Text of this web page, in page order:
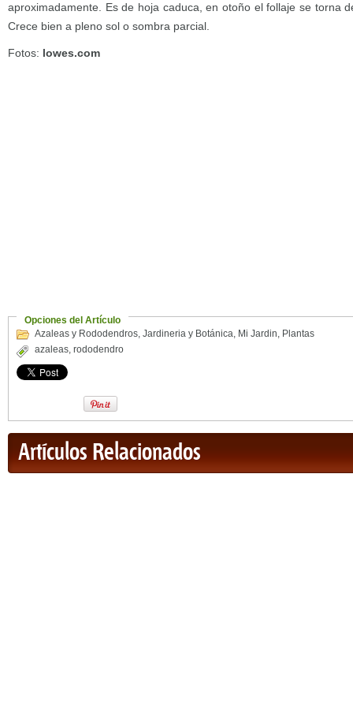
aproximadamente. Es de hoja caduca, en otoño el follaje se torna
Crece bien a pleno sol o sombra parcial.
Fotos: lowes.com
Opciones del Artículo
Azaleas y Rododendros, Jardineria y Botánica, Mi Jardin, Plantas
azaleas, rododendro
Artículos Relacionados